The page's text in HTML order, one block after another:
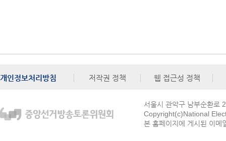
개인정보처리방침 저작권 정책 웹 접근성 정책
서울시 관악구 남부순환로
Copyright(c)National
본 홈페이지에 게시된 이메